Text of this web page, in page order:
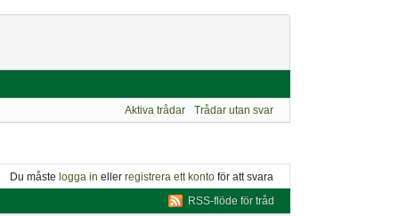
Aktiva trådar Trådar utan svar
Du måste logga in eller registrera ett konto för att svara
RSS-flöde för tråd